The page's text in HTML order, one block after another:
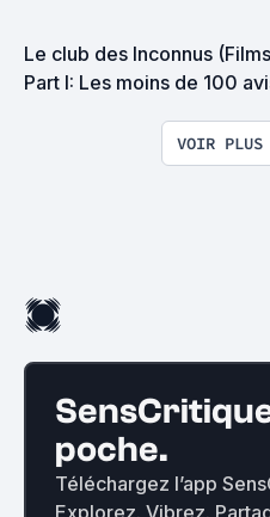
Le club des Inconnus
Part I: Les moins de 100
VOIR
poche.
Téléchargez l’app
Explorez. Vibrez.